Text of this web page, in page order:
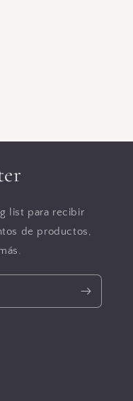
list para recibir
de productos,